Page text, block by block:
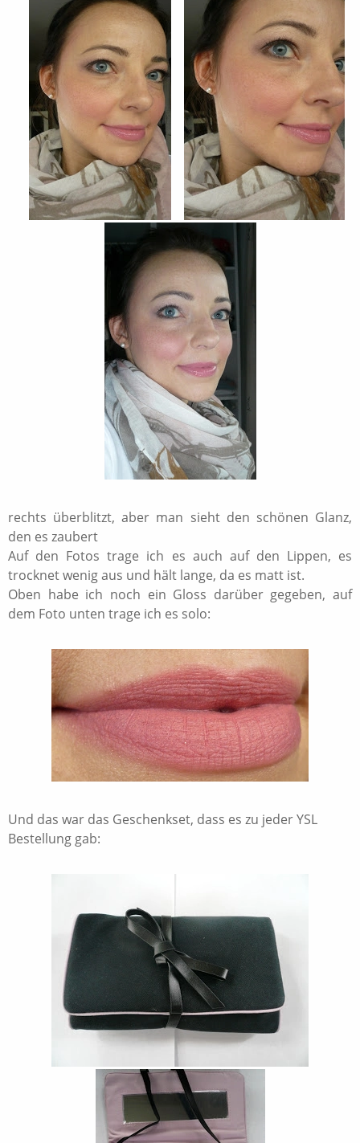
rechts überblitzt, aber man sieht den schönen Glanz,
den es zaubert
Auf den Fotos trage ich es auch auf den Lippen, es
trocknet wenig aus und hält lange, da es matt ist.
Oben habe ich noch ein Gloss darüber gegeben, auf
dem Foto unten trage ich es solo:
Und das war das Geschenkset, dass es zu jeder YSL
Bestellung gab: